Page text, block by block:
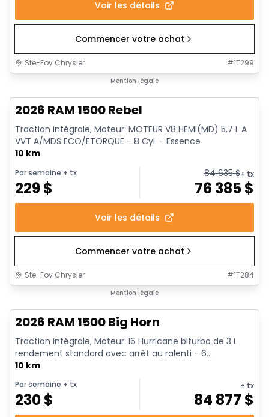
Voir les détails
Commencer votre achat
Ste-Foy Chrysler #1T299
Mention légale
2026 RAM 1500 Rebel
Traction intégrale, Moteur: MOTEUR V8 HEMI(MD) 5,7 L A
VVT A/MDS ECO/ETORQUE - 8 Cyl. - Essence
10 km
Par semaine + tx
229$
84 635$+ tx
76 385$
Voir les détails
Commencer votre achat
Ste-Foy Chrysler #1T284
Mention légale
2026 RAM 1500 Big Horn
Traction intégrale, Moteur: I6 Hurricane biturbo de 3 L
rendement standard avec arrêt au ralenti - 6...
10 km
Par semaine + tx
230$
+ tx
84 877 $